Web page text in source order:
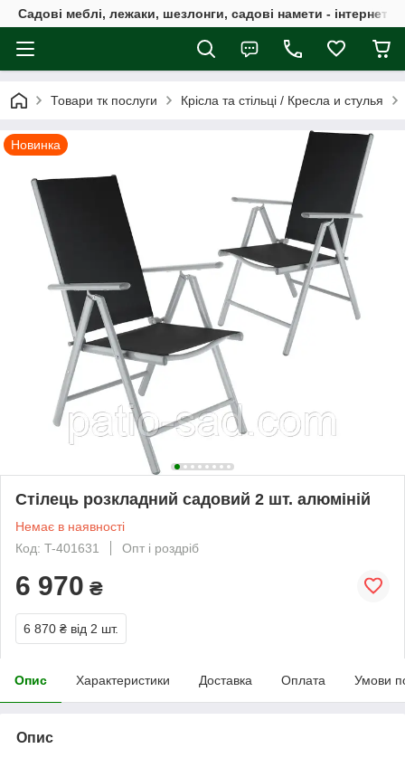
Садові меблі, лежаки, шезлонги, садові намети - інтернет-
Товари тк послуги Крісла та стільці / Кресла и стулья
Новинка
Стілець розкладний садовий 2 шт. алюміній
Немає в наявності
Код: T-401631
Опт і роздріб
6 970 ₴
6 870 ₴ від 2 шт.
Опис Характеристики Доставка Оплата Умови
Опис